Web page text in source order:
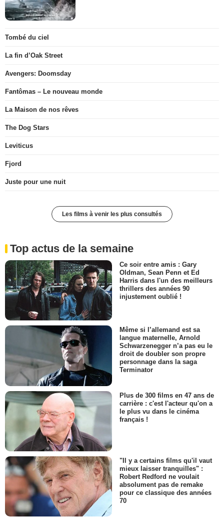
Tombé du ciel
La fin d’Oak Street
Avengers: Doomsday
Fantômas – Le nouveau monde
La Maison de nos rêves
The Dog Stars
Leviticus
Fjord
Juste pour une nuit
Les films à venir les plus consultés
Top actus de la semaine
Ce soir entre amis : Gary
Oldman, Sean Penn et Ed
Harris dans l'un des meilleurs
thrillers des années 90
injustement oublié !
Même si l’allemand est sa
langue maternelle, Arnold
Schwarzenegger n’a pas eu le
droit de doubler son propre
personnage dans la saga
Terminator
Plus de 300 films en 47 ans de
carrière : c'est l'acteur qu'on a
le plus vu dans le cinéma
français !
"Il y a certains films qu'il vaut
mieux laisser tranquilles" :
Robert Redford ne voulait
absolument pas de remake
pour ce classique des années
70